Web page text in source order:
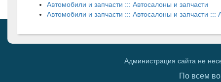
Автомобили и запчасти ::: Автосалоны и запчасти
Автомобили и запчасти ::: Автосалоны и запчасти :::
Администрация сайта не
По всем